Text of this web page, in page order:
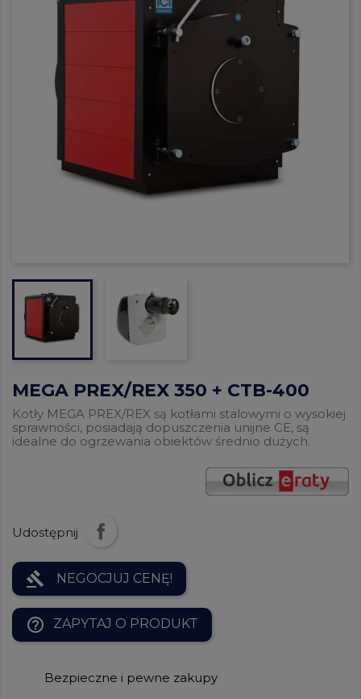
MEGA PREX/REX 350 + CTB-400
Kotły MEGA PREX/REX są kotłami stalowymi o wysokiej
sprawności, posiadają dopuszczenia unijne CE, są
idealne do ogrzewania obiektów średnio dużych.
Udostępnij
gavel NEGOCJUJ CENĘ!
help_outline ZAPYTAJ O PRODUKT
Bezpieczne i pewne zakupy